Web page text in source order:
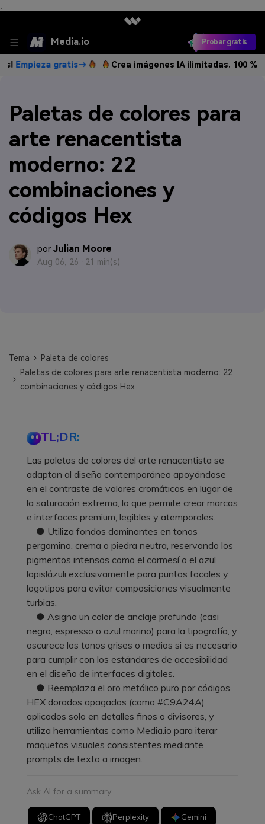
、
Media.io Probar gratis
gratis→ Crea imágenes IA ilimitadas. 100 % gratis!
Paletas de colores para
arte renacentista
moderno: 22
combinaciones y
códigos Hex
por Julian Moore
Aug 06, 26 · 21 min(s)
Tema
Paleta de colores
Paletas de colores para arte renacentista moderno: 22
combinaciones y códigos Hex
TL;DR:
Las paletas de colores del arte renacentista se
adaptan al diseño contemporáneo apoyándose
en el contraste de valores cromáticos en lugar de
la saturación extrema, lo que permite crear marcas
e interfaces premium, legibles y atemporales.
● Utiliza fondos dominantes en tonos
pergamino, crema o piedra neutra, reservando los
pigmentos intensos como el carmesí o el azul
lapislázuli exclusivamente para puntos focales y
logotipos para evitar composiciones visualmente
turbias.
● Asigna un color de anclaje profundo (casi
negro, espresso o azul marino) para la tipografía, y
oscurece los tonos grises o medios si es necesario
para cumplir con los estándares de accesibilidad
en el diseño de interfaces digitales.
● Reemplaza el oro metálico puro por códigos
HEX dorados apagados (como #C9A24A)
aplicados solo en detalles finos o divisores, y
utiliza herramientas como Media.io para iterar
maquetas visuales consistentes mediante
prompts de texto a imagen.
Ask AI for a summary
ChatGPT Perplexity Gemini